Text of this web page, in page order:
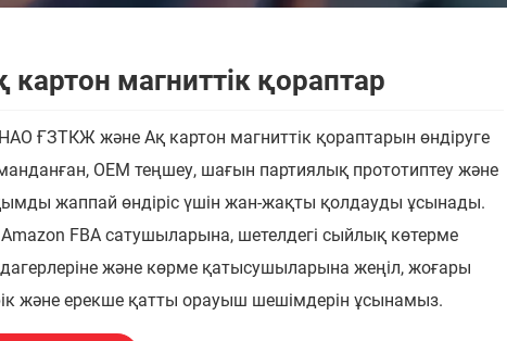
картон магниттік қораптар
ҒЗТКЖ және Ақ картон магниттік қораптарын өндіруге
OEM теңшеу, шағын партиялық прототиптеу және
жаппай өндіріс үшін жан-жақты қолдауды ұсынады.
Amazon FBA сатушыларына, шетелдегі сыйлық көтерме
және көрме қатысушыларына жеңіл, жоғары
және ерекше қатты орауыш шешімдерін ұсынамыз.